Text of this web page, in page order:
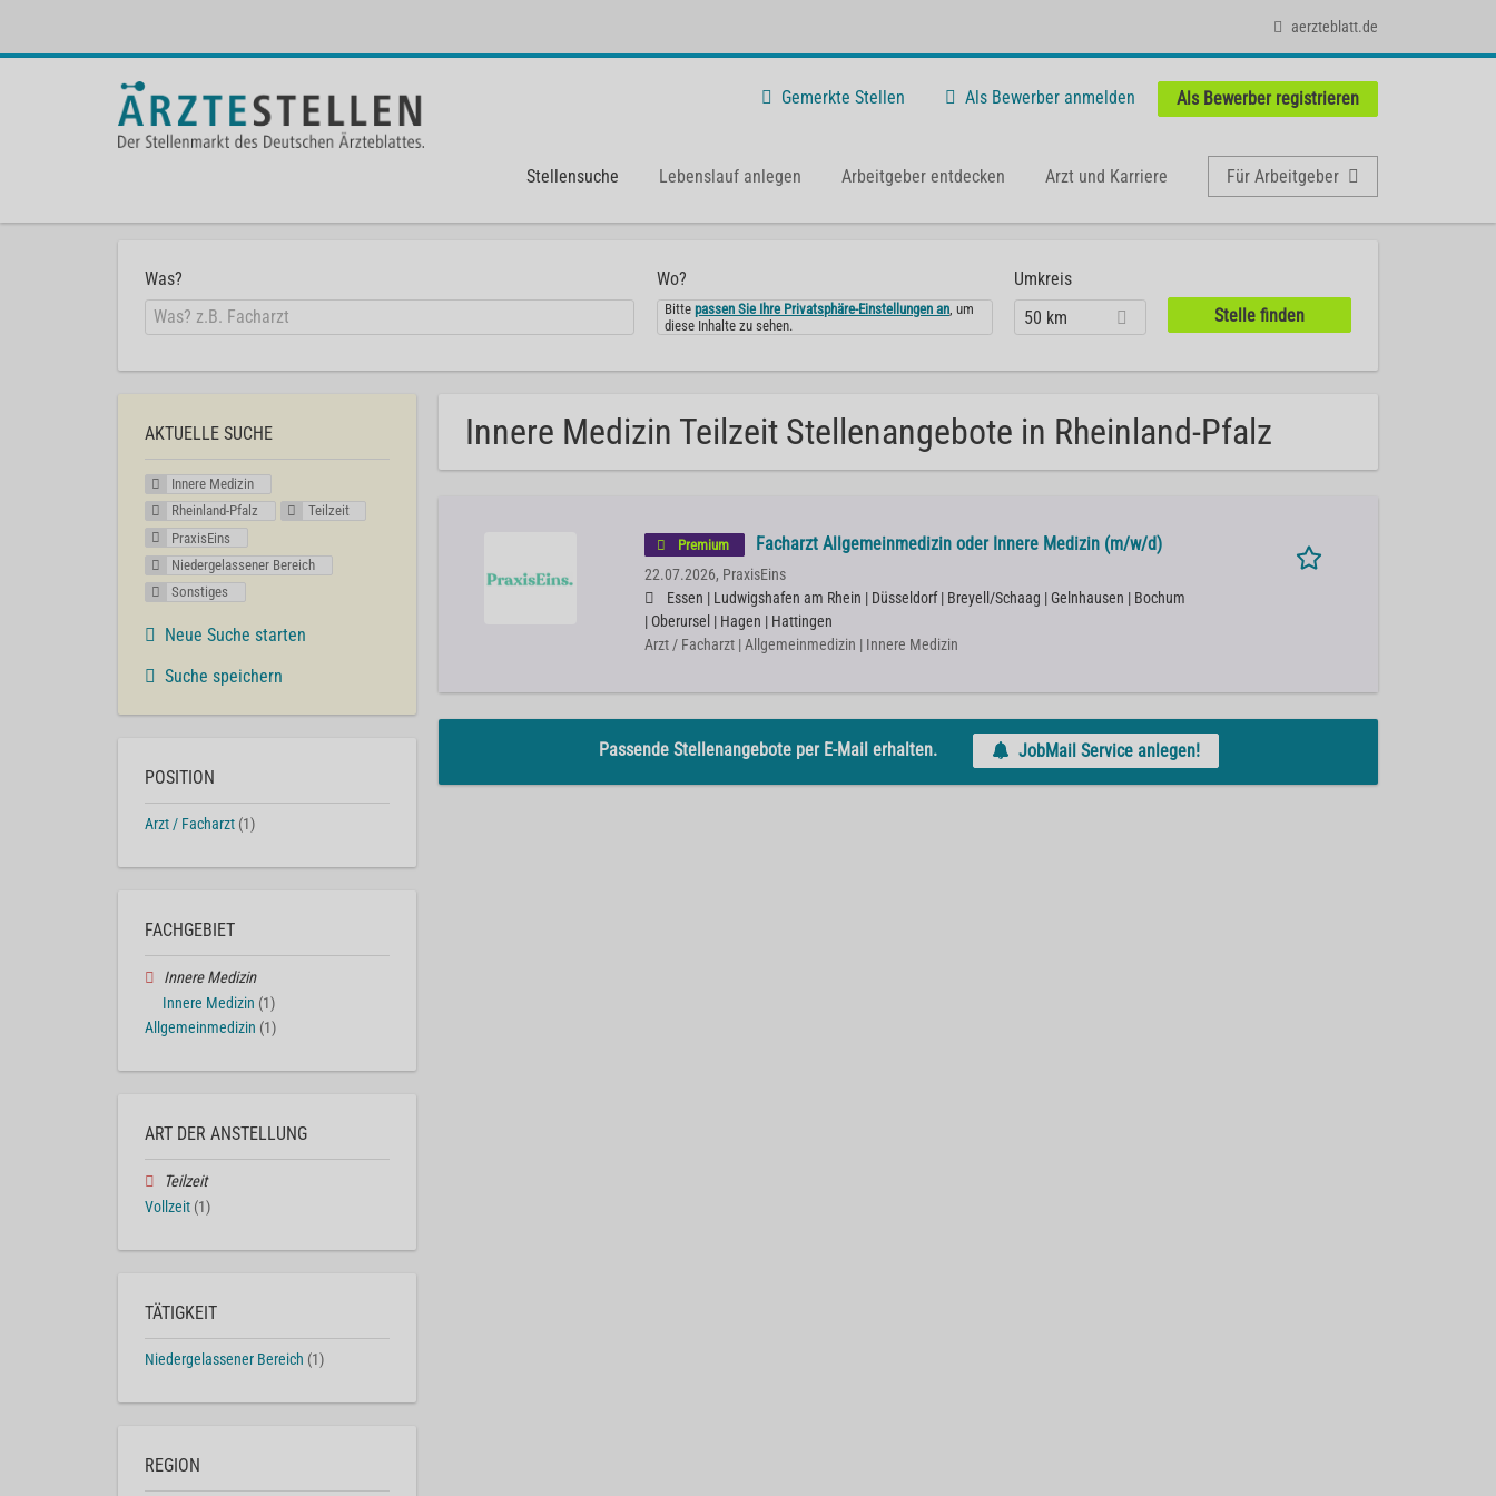
aerzteblatt.de
Gemerkte Stellen Als Bewerber anmelden Als Bewerber registrieren
Stellensuche Lebenslauf anlegen Arbeitgeber entdecken Arzt und Karriere Für Arbeitgeber
Was? Wo?
Bittepassen Sie Ihre Privatsphäre-Einstellungen an, um
diese Inhalte zu sehen.
Umkreis
50 km
Innere Medizin Teilzeit Stellenangebote in Rheinland-Pfalz
Premium Facharzt Allgemeinmedizin oder Innere Medizin (m/w/d)
22.07.2026, PraxisEins
Essen | Ludwigshafen am Rhein | Düsseldorf | Breyell/Schaag | Gelnhausen | Bochum
| Oberursel | Hagen | Hattingen
Arzt / Facharzt | Allgemeinmedizin | Innere Medizin
Passende Stellenangebote per E-Mail erhalten. JobMail Service anlegen!
AKTUELLE SUCHE
Innere Medizin
Rheinland-Pfalz
Teilzeit
PraxisEins
Niedergelassener Bereich
Sonstiges
Neue Suche starten
Suche speichern
POSITION
Arzt / Facharzt (1)
FACHGEBIET
Innere Medizin
Innere Medizin (1)
Allgemeinmedizin (1)
ART DER ANSTELLUNG
Teilzeit
Vollzeit (1)
TÄTIGKEIT
Niedergelassener Bereich (1)
REGION